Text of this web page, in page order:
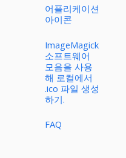
어플리케이션
아이콘
ImageMagick
소프트웨어
모음을 사용
해 로컬에서
.ico 파일 생성
하기.
FAQ